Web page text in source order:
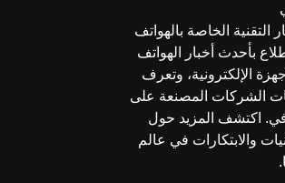
التقنية الخاصة بالهواتف
بأحدث أخبار الهواتف
الإلكترونية، وتعرف
الشركات المصنعة على
اكتشف المزيد حول
والابتكارات في عالم